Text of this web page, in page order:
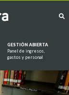
GESTIÓN ABIERTA
Panel de ingresos,
gastos y personal